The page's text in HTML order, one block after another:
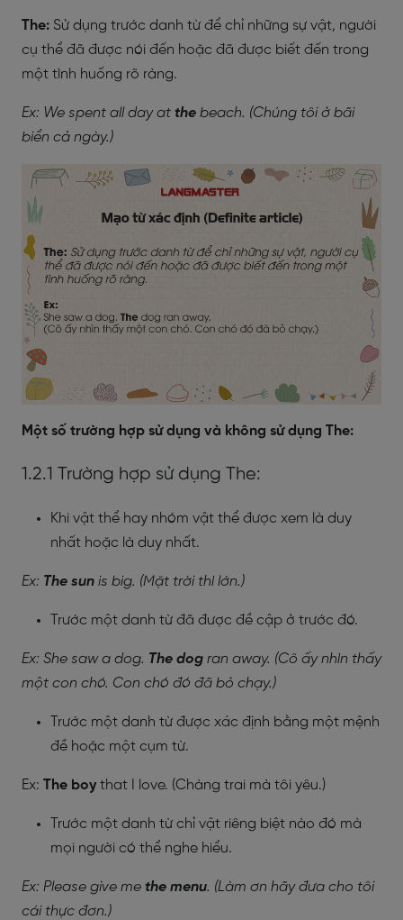
The: Sử dụng trước danh từ để chỉ những sự vật, người
cụ thể đã được nói đến hoặc đã được biết đến trong
một tình huống rõ ràng.
Ex: We spent all day at the beach. (Chúng tôi ở bãi
biển cả ngày.)
Một số trường hợp sử dụng và không sử dụng The:
1.2.1 Trường hợp sử dụng The:
Khi vật thể hay nhóm vật thể được xem là duy
nhất hoặc là duy nhất.
Ex: The sun is big. (Mặt trời thì lớn.)
Trước một danh từ đã được đề cập ở trước đó.
Ex: She saw a dog. The dog ran away. (Cô ấy nhìn thấy
một con chó. Con chó đó đã bỏ chạy.)
Trước một danh từ được xác định bằng một mệnh
đề hoặc một cụm từ.
Ex: The boy that I love. (Chàng trai mà tôi yêu.)
Trước một danh từ chỉ vật riêng biệt nào đó mà
mọi người có thể nghe hiểu.
Ex: Please give me the menu. (Làm ơn hãy đưa cho tôi
cái thực đơn.)